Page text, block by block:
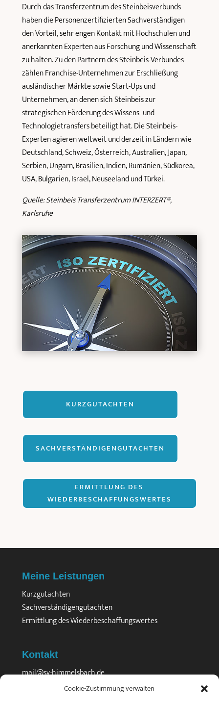
Cookie-Zustimmung verwalten
Durch das Transferzentrum des Steinbeisverbunds
haben die Personenzertifizierten Sachverständigen
den Vorteil, sehr engen Kontakt mit Hochschulen und
anerkannten Experten aus Forschung und Wissenschaft
zu halten. Zu den Partnern des Steinbeis-Verbundes
zählen Franchise-Unternehmen zur Erschließung
ausländischer Märkte sowie Start-Ups und
Unternehmen, an denen sich Steinbeis zur
strategischen Förderung des Wissens- und
Technologietransfers beteiligt hat. Die Steinbeis-
Experten agieren weltweit und derzeit in Ländern wie
Deutschland, Schweiz, Österreich, Australien, Japan,
Serbien, Ungarn, Brasilien, Indien, Rumänien, Südkorea,
USA, Bulgarien, Israel, Neuseeland und Türkei.
Quelle: Steinbeis Transferzentrum INTERZERT®,
Karlsruhe
KURZGUTACHTEN
SACHVERSTÄNDIGENGUTACHTEN
ERMITTLUNG DES
WIEDERBESCHAFFUNGSWERTES
Meine Leistungen
Kurzgutachten
Sachverständigengutachten
Ermittlung des Wiederbeschaffungswertes
Kontakt
mail@sv-himmelsbach.de